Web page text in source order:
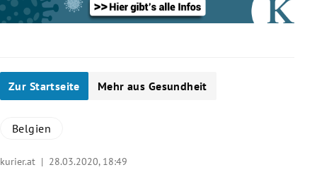
Zur Startseite Mehr aus Gesundheit
Belgien
kurier.at | 28.03.2020, 18:49